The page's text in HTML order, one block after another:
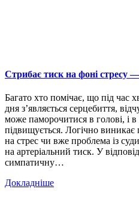
Стрибає тиск на фоні стресу
Багато хто помічає, що під час
дня з’являється серцебиття,
може паморочитися в голові, і
підвищується. Логічно
на стрес чи вже проблема із
на артеріальний тиск. У
симпатичну…
Докладніше